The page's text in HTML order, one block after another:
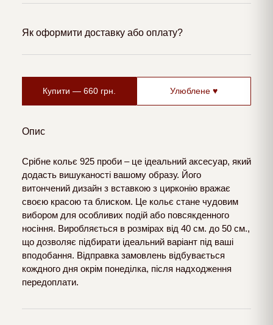
Як оформити доставку або оплату?
Купити — 660 грн. Улюблене ♥
Опис
Срібне кольє 925 проби – це ідеальний аксесуар, який
додасть вишуканості вашому образу. Його
витончений дизайн з вставкою з цирконію вражає
своєю красою та блиском. Це кольє стане чудовим
вибором для особливих подій або повсякденного
носіння. Виробляється в розмірах від 40 см. до 50 см.,
що дозволяє підбирати ідеальний варіант під ваші
вподобання. Відправка замовлень відбувається
кождного дня окрім понеділка, після надходження
передоплати.